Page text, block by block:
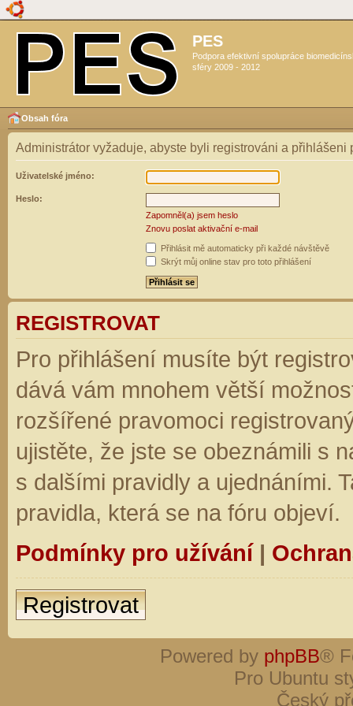
PES
Podpora efektivní spolupráce
sféry 2009 - 2012
Obsah fóra
Administrátor vyžaduje, abyste byli registrováni a přihlášeni
Uživatelské jméno:
Heslo:
Zapomněl(a) jsem heslo
Znovu poslat aktivační e-mail
Přihlásit mě automaticky při každé návštěvě
Skrýt můj online stav pro toto přihlášení
REGISTROVAT
Pro přihlášení musíte být
dává vám mnohem větší
rozšířené pravomoci
ujistěte, že jste se obeznámili s
s dalšími pravidly a ujednáními.
pravidla, která se na fóru objeví.
Podmínky pro užívání|
Registrovat
Powered by phpBB®
Pro Ubuntu
Český